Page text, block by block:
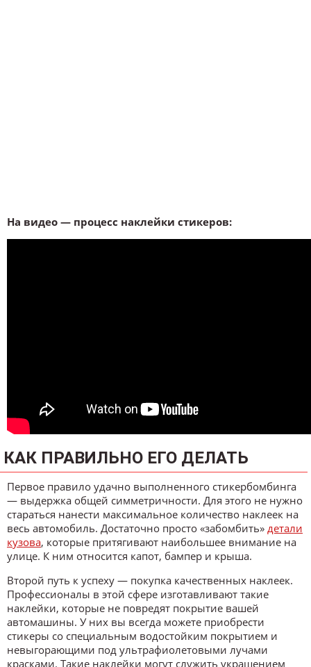
На видео — процесс наклейки стикеров:
КАК ПРАВИЛЬНО ЕГО ДЕЛАТЬ
Первое правило удачно выполненного стикербомбинга
— выдержка общей симметричности. Для этого не нужно
стараться нанести максимальное количество наклеек на
весь автомобиль. Достаточно просто «забомбить» детали
кузова, которые притягивают наибольшее внимание на
улице. К ним относится капот, бампер и крыша.
Второй путь к успеху — покупка качественных наклеек.
Профессионалы в этой сфере изготавливают такие
наклейки, которые не повредят покрытие вашей
автомашины. У них вы всегда можете приобрести
стикеры со специальным водостойким покрытием и
невыгорающими под ультрафиолетовыми лучами
красками. Такие наклейки могут служить украшением